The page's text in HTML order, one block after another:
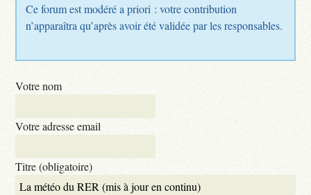
Ce forum est modéré a priori : votre contribution
n’apparaîtra qu’après avoir été validée par les responsables.
Votre nom
Votre adresse email
Titre (obligatoire)